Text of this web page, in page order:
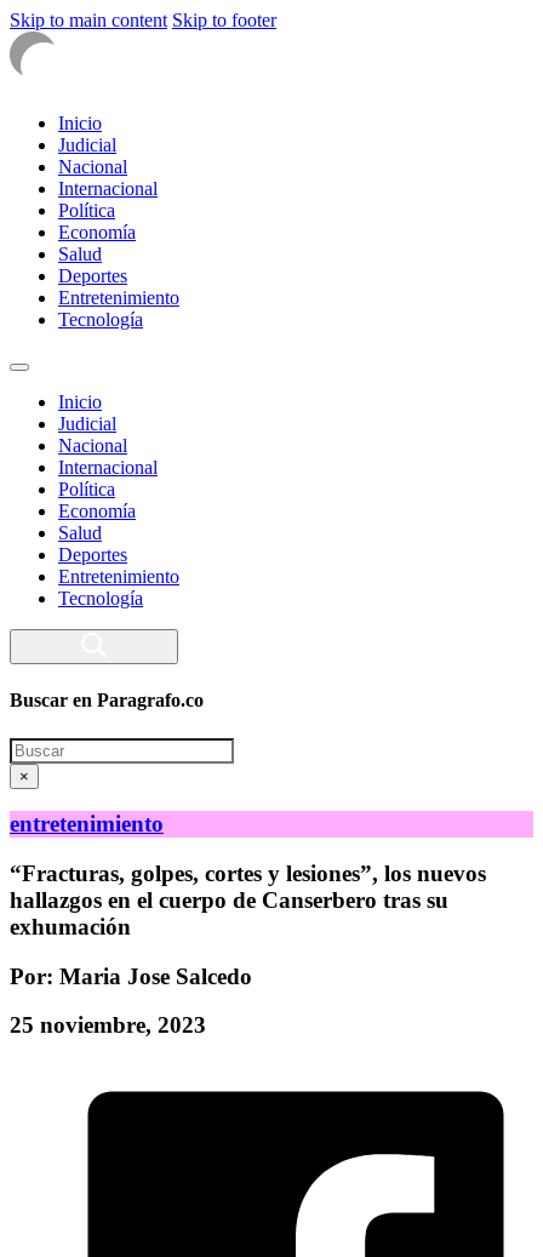
Skip to main content Skip to footer
Inicio
Judicial
Nacional
Internacional
Política
Economía
Salud
Deportes
Entretenimiento
Tecnología
Inicio
Judicial
Nacional
Internacional
Política
Economía
Salud
Deportes
Entretenimiento
Tecnología
Buscar en Paragrafo.co
Search
×
entretenimiento
“Fracturas, golpes, cortes y lesiones”, los nuevos
hallazgos en el cuerpo de Canserbero tras su
exhumación
Por: Maria Jose Salcedo
25 noviembre, 2023